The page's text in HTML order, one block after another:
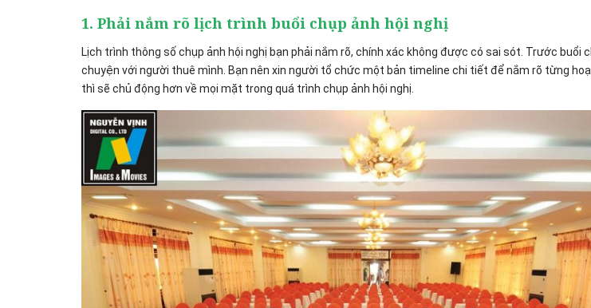
1. Phải nắm rõ lịch trình buổi chụp ảnh hội nghị
Lịch trình thông số chụp ảnh hội nghị bạn phải nắm rõ, chính xác không được có sai sót. Trước buổi
chuyện với người thuê mình. Bạn nên xin người tổ chức một bản timeline chi tiết để nắm rõ từng
thì sẽ chủ động hơn về mọi mặt trong quá trình chụp ảnh hội nghị.